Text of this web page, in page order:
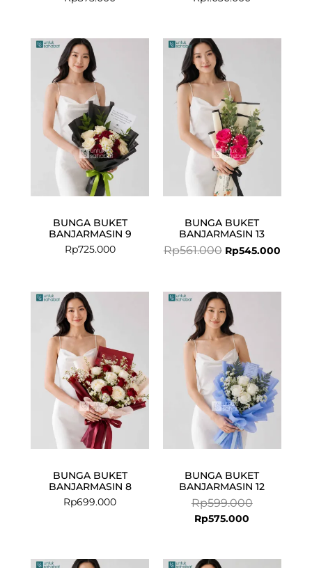
BUNGA BUKET
BANJARMASIN 9
Rp725.000
BUNGA BUKET
BANJARMASIN 13
Rp561.000
was:
Rp561.000.
Rp545.000
BUNGA BUKET
BANJARMASIN 8
Rp699.000
BUNGA BUKET
BANJARMASIN 12
Rp599.000
Rp575.000